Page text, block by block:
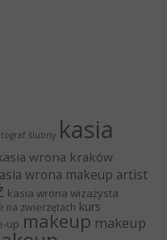
ślubny kasia
wrona kraków
wrona makeup artist
kasia wrona wizażysta
na zwierzętach kurs
up makeup makeup